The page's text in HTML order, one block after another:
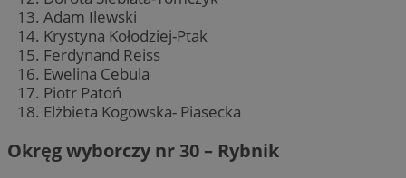
Adam Ilewski
Krystyna Kołodziej-Ptak
Ferdynand Reiss
Ewelina Cebula
Piotr Patoń
Elżbieta Kogowska- Piasecka
Okręg wyborczy nr 30 – Rybnik